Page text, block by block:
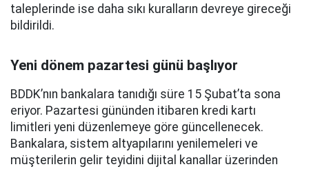
taleplerinde ise daha sıkı kuralların devreye gireceği
bildirildi.
Yeni dönem pazartesi günü başlıyor
BDDK’nın bankalara tanıdığı süre 15 Şubat’ta sona
eriyor. Pazartesi gününden itibaren kredi kartı
limitleri yeni düzenlemeye göre güncellenecek.
Bankalara, sistem altyapılarını yenilemeleri ve
müşterilerin gelir teyidini dijital kanallar üzerinden